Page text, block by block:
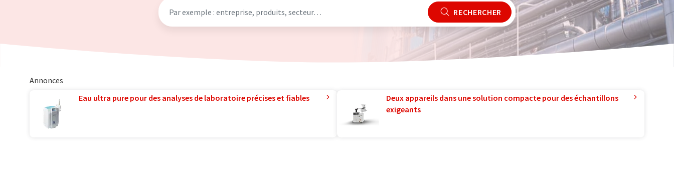
RECHERCHER
Annonces
Eau ultra pure pour des analyses de laboratoire précises et fiables
Deux appareils dans une solution compacte pour des échantillons
exigeants